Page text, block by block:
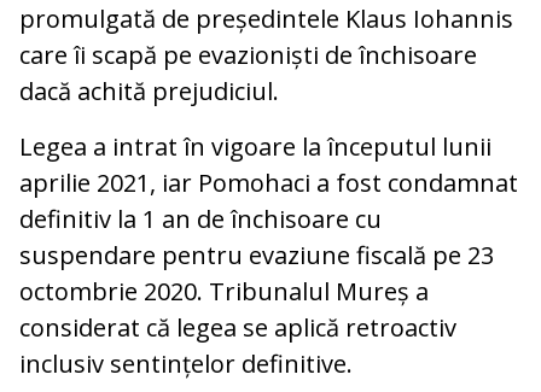
promulgată de președintele Klaus Iohannis
care îi scapă pe evazioniști de închisoare
dacă achită prejudiciul.
Legea a intrat în vigoare la începutul lunii
aprilie 2021, iar Pomohaci a fost condamnat
definitiv la 1 an de închisoare cu
suspendare pentru evaziune fiscală pe 23
octombrie 2020. Tribunalul Mureș a
considerat că legea se aplică retroactiv
inclusiv sentințelor definitive.